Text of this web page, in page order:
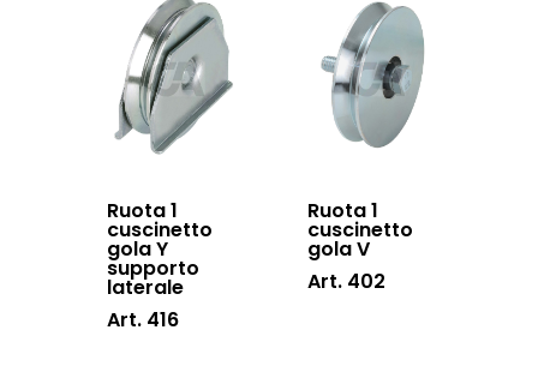
Ruota 1
cuscinetto
gola Y
supporto
laterale
Art. 416
Ruota 1
cuscinetto
gola V
Art. 402
sospesi
Swing gates
accessories
Sistemi di
Inox